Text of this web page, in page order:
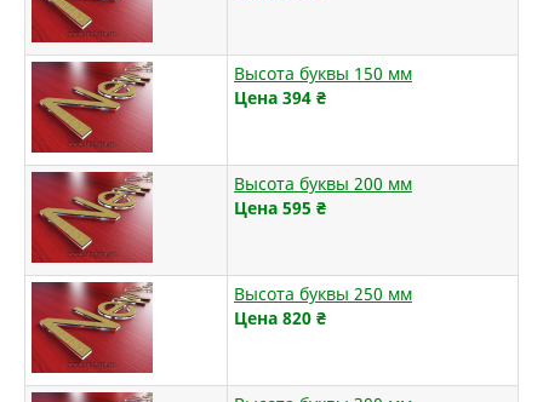
Высота буквы 150 мм
Цена 394 ₴
Высота буквы 200 мм
Цена 595 ₴
Высота буквы 250 мм
Цена 820 ₴